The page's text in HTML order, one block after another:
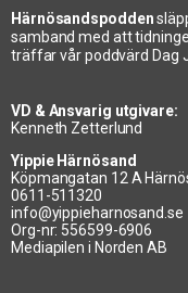
Härnösandspodden
samband med att
träffar vår poddvärd Dag
VD & Ansvarig utgivare:
Kenneth Zetterlund
Yippie Härnösand
Köpmangatan 12 A
0611-511320
info@yippieharnosand.se
Org-nr: 556599-6906
Mediapilen i Norden AB